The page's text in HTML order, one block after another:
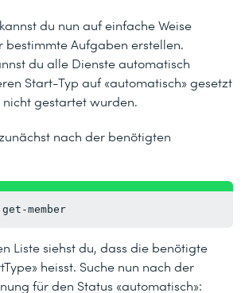
du nun auf einfache Weise
bestimmte Aufgaben erstellen.
du alle Dienste automatisch
Start-Typ auf «automatisch» gesetzt
gestartet wurden.
nach der benötigten
member
Liste siehst du, dass die benötigte
heisst. Suche nun nach der
für den Status «automatisch»: